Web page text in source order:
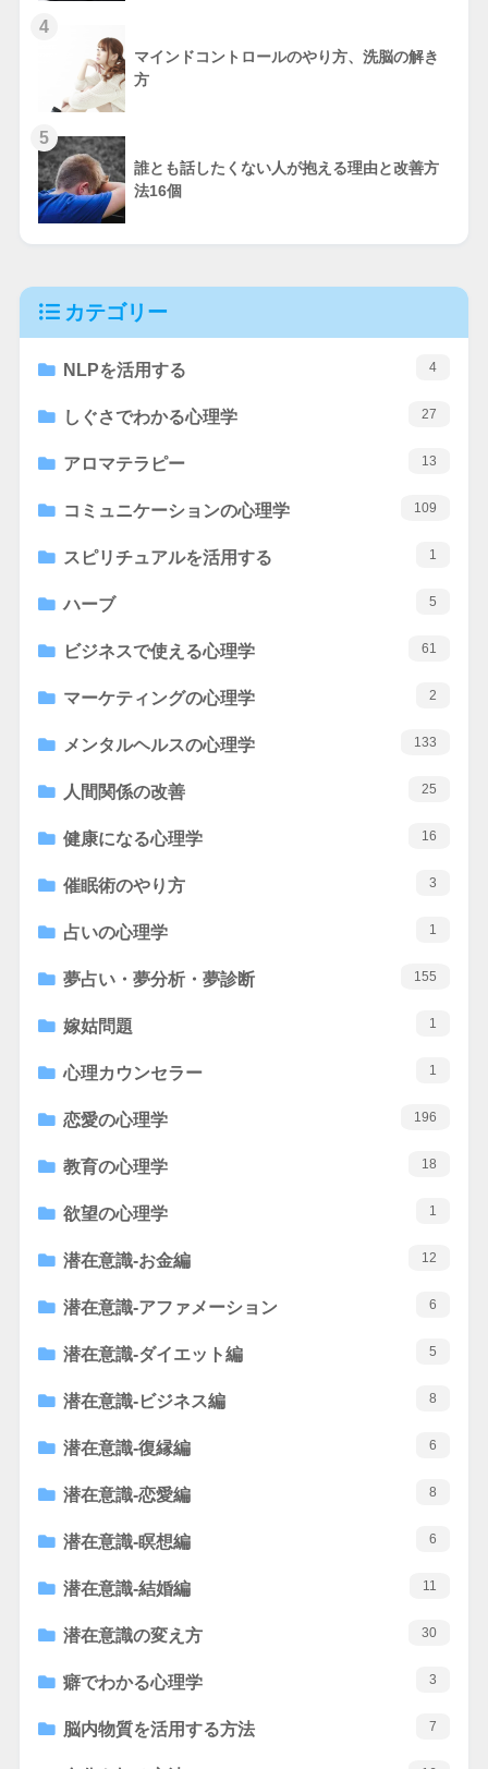
4
マインドコントロールのやり方、洗脳の解き
方
5
誰とも話したくない人が抱える理由と改善方
法16個
カテゴリー
NLPを活用する 4
しぐさでわかる心理学 27
アロマテラピー 13
コミュニケーションの心理学 109
スピリチュアルを活用する 1
ハーブ 5
ビジネスで使える心理学 61
マーケティングの心理学 2
メンタルヘルスの心理学 133
人間関係の改善 25
健康になる心理学 16
催眠術のやり方 3
占いの心理学 1
夢占い・夢分析・夢診断 155
嫁姑問題 1
心理カウンセラー 1
恋愛の心理学 196
教育の心理学 18
欲望の心理学 1
潜在意識-お金編 12
潜在意識-アファメーション 6
潜在意識-ダイエット編 5
潜在意識-ビジネス編 8
潜在意識-復縁編 6
潜在意識-恋愛編 8
潜在意識-瞑想編 6
潜在意識-結婚編 11
潜在意識の変え方 30
癖でわかる心理学 3
脳内物質を活用する方法 7